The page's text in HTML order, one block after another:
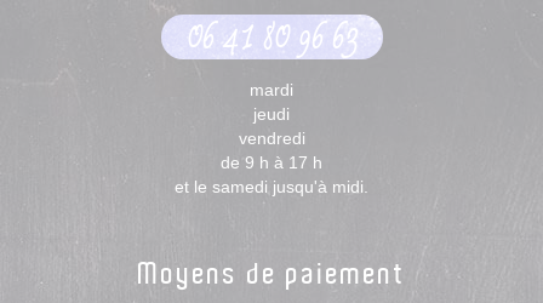
06 41 80 96 63
mardi
jeudi
vendredi
de 9 h à 17 h
et le samedi jusqu'à midi.
Moyens de paiement